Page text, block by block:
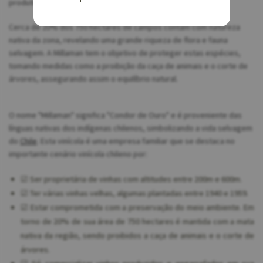
produtivos.
Cerca de 20% dos 750 hectares de campos contam com natureza
nativa da zona, revelando uma grande riqueza de flora e fauna
selvagem. A Millaman tem o objetivo de proteger estas espécies,
tomando medidas como a proibição da caça de animais e o corte de
árvores, assegurando assim o equilíbrio natural.
O nome "Millaman" significa "Condor de Ouro" e é proveniente das
línguas nativas dos indígenas chilenos, simbolizando a vida selvagem
do Chile . Esta vinícola é uma empresa familiar que se destaca no
importante cenário vinícola chileno por:
☑ Ser proprietária de vinhas com altitudes entre 200m e 600m.
☑ Ter várias vinhas velhas, algumas plantadas entre 1940 e 1959.
☑ Estar comprometida com a preservação do meio ambiente. Em
torno de 20% de sua área de 750 hectares é mantida com a mata
nativa da região, sendo proibidos a caça de animais e o corte de
árvores.